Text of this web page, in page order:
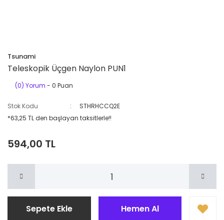
Tsunami
Teleskopik Üçgen Naylon PUN1
(0) Yorum - 0 Puan
Stok Kodu
STHRHCCQ2E
*63,25 TL den başlayan taksitlerle!!
594,00 TL
Sepete Ekle Hemen Al